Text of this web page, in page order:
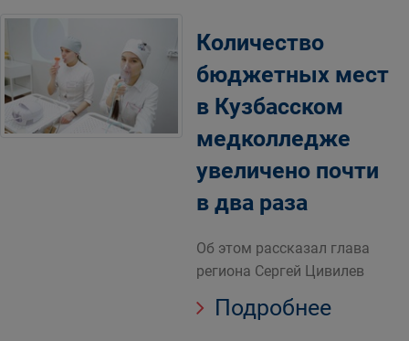
Количество
бюджетных мест
в Кузбасском
медколледже
увеличено почти
в два раза
Об этом рассказал глава
региона Сергей Цивилев
Подробнее